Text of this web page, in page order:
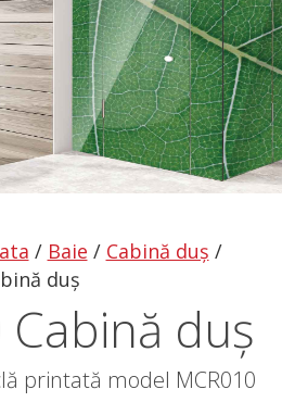
/ Baie / Cabină duș /
duș
Cabină duș
printată model MCR010